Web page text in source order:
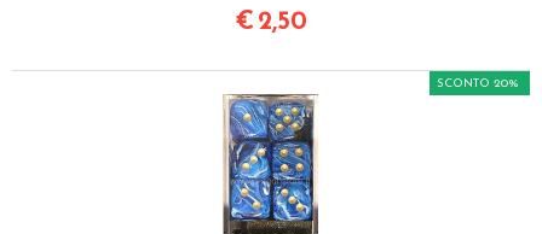
€ 2,50
SCONTO 20%